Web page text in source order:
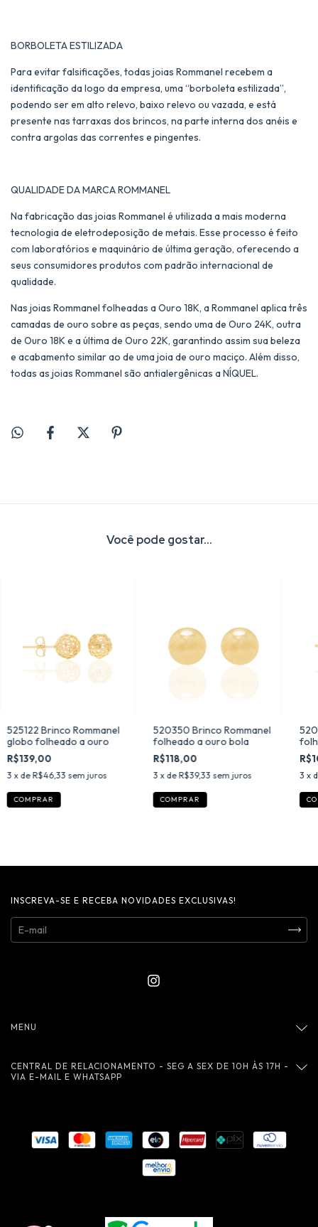
BORBOLETA ESTILIZADA
Para evitar falsificações, todas joias Rommanel recebem a
identificação da logo da empresa, uma “borboleta estilizada”,
podendo ser em alto relevo, baixo relevo ou vazada, e está
presente nas tarraxas dos brincos, na parte interna dos anéis e
contra argolas das correntes e pingentes.
QUALIDADE DA MARCA ROMMANEL
Na fabricação das joias Rommanel é utilizada a mais moderna
tecnologia de eletrodeposição de metais. Esse processo é feito
com laboratórios e maquinário de última geração, oferecendo a
seus consumidores produtos com padrão internacional de
qualidade.
Nas joias Rommanel folheadas a Ouro 18K, a Rommanel aplica três
camadas de ouro sobre as peças, sendo uma de Ouro 24K, outra
de Ouro 18K e a última de Ouro 22K, garantindo assim sua beleza
e acabamento similar ao de uma joia de ouro maciço. Além disso,
todas as joias Rommanel são antialergênicas a NÍQUEL.
Você pode gostar...
525122 Brinco Rommanel
globo folheado a ouro
R$139,00
3 x de R$46,33 sem juros
520350 Brinco Rommanel
folheado a ouro bola
R$118,00
3 x de R$39,33 sem juros 3 x
INSCREVA-SE E RECEBA NOVIDADES EXCLUSIVAS!
MENU
CENTRAL DE RELACIONAMENTO - SEG A SEX DE 10H ÀS 17H -
VIA E-MAIL E WHATSAPP